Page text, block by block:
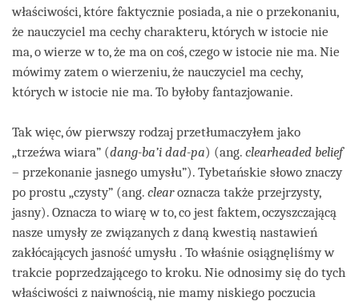
właściwości, które faktycznie posiada, a nie o przekonaniu,
że nauczyciel ma cechy charakteru, których w istocie nie
ma, o wierze w to, że ma on coś, czego w istocie nie ma. Nie
mówimy zatem o wierzeniu, że nauczyciel ma cechy,
których w istocie nie ma. To byłoby fantazjowanie.
Tak więc, ów pierwszy rodzaj przetłumaczyłem jako
„trzeźwa wiara” (dang-ba’i dad-pa) (ang. clearheaded belief
– przekonanie jasnego umysłu”). Tybetańskie słowo znaczy
po prostu „czysty” (ang. clearoznacza także przejrzysty,
jasny). Oznacza to wiarę w to, co jest faktem, oczyszczającą
nasze umysły ze związanych z daną kwestią nastawień
zakłócających jasność umysłu . To właśnie osiągnęliśmy w
trakcie poprzedzającego to kroku. Nie odnosimy się do tych
właściwości z naiwnością, nie mamy niskiego poczucia